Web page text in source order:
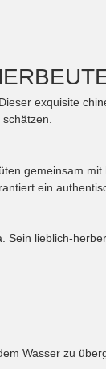
exquisite
gemeinsam
ein
lieblich-
Wasser zu